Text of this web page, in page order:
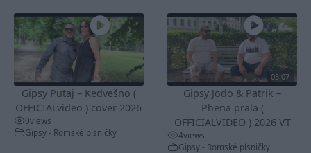
Gipsy Putaj – Kedvešno (
OFFICIALvideo ) cover 2026
0views
Gipsy - Romské písničky
05:07
Gipsy Jodo & Patrik –
Phena prala (
OFFICIALVIDEO ) 2026 VT
4views
Gipsy - Romské písničky